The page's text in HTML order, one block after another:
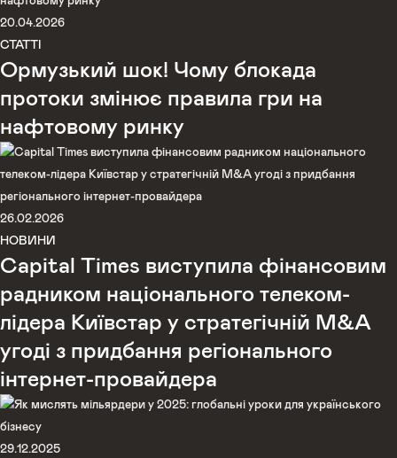
20.04.2026
СТАТТІ
Ормузький шок! Чому блокада
протоки змінює правила гри на
нафтовому ринку
26.02.2026
НОВИНИ
Capital Times виступила фінансовим
радником національного телеком-
лідера Київстар у стратегічній M&A
угоді з придбання регіонального
інтернет-провайдера
29.12.2025